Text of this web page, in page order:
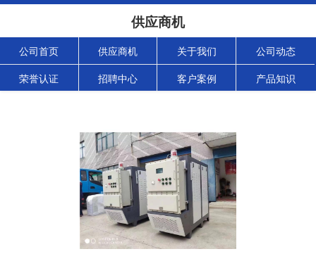
供应商机
公司首页 供应商机 关于我们 公司动态
荣誉认证 招聘中心 客户案例 产品知识